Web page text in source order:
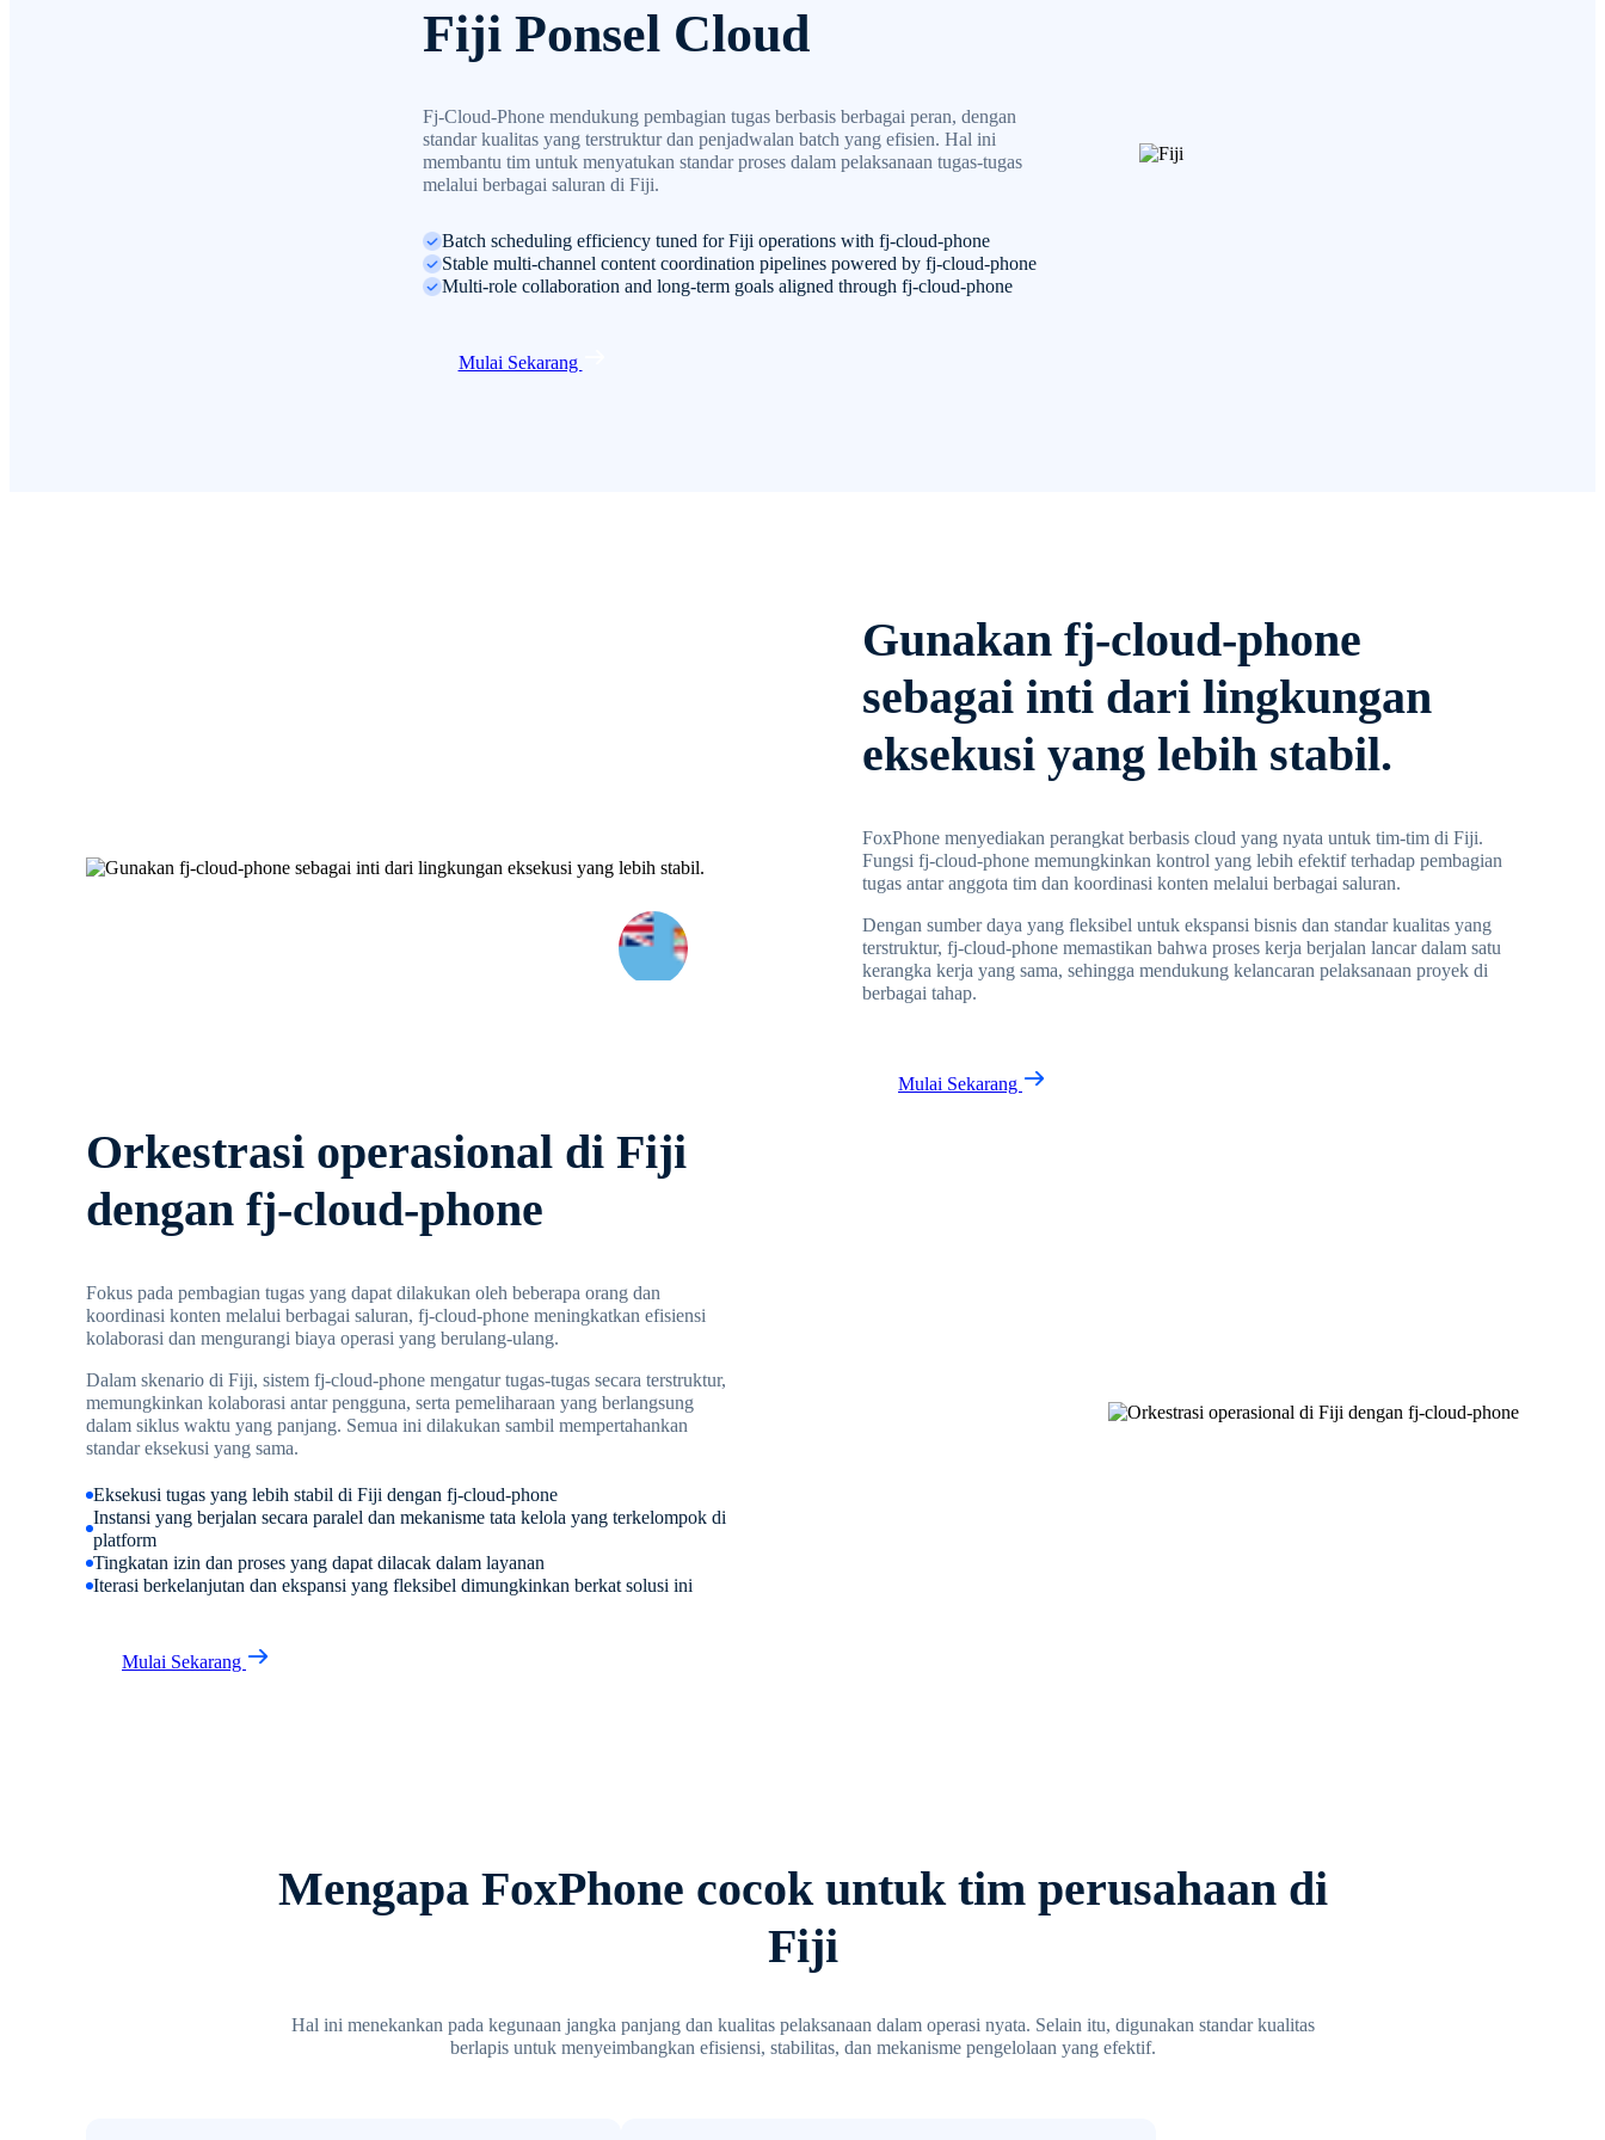
Fiji Ponsel Cloud
Fj-Cloud-Phone mendukung pembagian tugas berbasis berbagai peran, dengan
standar kualitas yang terstruktur dan penjadwalan batch yang efisien. Hal ini
membantu tim untuk menyatukan standar proses dalam pelaksanaan tugas-tugas
melalui berbagai saluran di Fiji.
Batch scheduling efficiency tuned for Fiji operations with fj-cloud-phone
Stable multi-channel content coordination pipelines powered by fj-cloud-phone
Multi-role collaboration and long-term goals aligned through fj-cloud-phone
Mulai Sekarang
Gunakan fj-cloud-phone
sebagai inti dari lingkungan
eksekusi yang lebih stabil.
FoxPhone menyediakan perangkat berbasis cloud yang nyata untuk tim-tim di Fiji.
Fungsi fj-cloud-phone memungkinkan kontrol yang lebih efektif terhadap pembagian
tugas antar anggota tim dan koordinasi konten melalui berbagai saluran.
Dengan sumber daya yang fleksibel untuk ekspansi bisnis dan standar kualitas yang
terstruktur, fj-cloud-phone memastikan bahwa proses kerja berjalan lancar dalam satu
kerangka kerja yang sama, sehingga mendukung kelancaran pelaksanaan proyek di
berbagai tahap.
Mulai Sekarang
Orkestrasi operasional di Fiji
dengan fj-cloud-phone
Fokus pada pembagian tugas yang dapat dilakukan oleh beberapa orang dan
koordinasi konten melalui berbagai saluran, fj-cloud-phone meningkatkan efisiensi
kolaborasi dan mengurangi biaya operasi yang berulang-ulang.
Dalam skenario di Fiji, sistem fj-cloud-phone mengatur tugas-tugas secara terstruktur,
memungkinkan kolaborasi antar pengguna, serta pemeliharaan yang berlangsung
dalam siklus waktu yang panjang. Semua ini dilakukan sambil mempertahankan
standar eksekusi yang sama.
Eksekusi tugas yang lebih stabil di Fiji dengan fj-cloud-phone
Instansi yang berjalan secara paralel dan mekanisme tata kelola yang terkelompok di
platform
Tingkatan izin dan proses yang dapat dilacak dalam layanan
Iterasi berkelanjutan dan ekspansi yang fleksibel dimungkinkan berkat solusi ini
Mulai Sekarang
Mengapa FoxPhone cocok untuk tim perusahaan di
Fiji
Hal ini menekankan pada kegunaan jangka panjang dan kualitas pelaksanaan dalam operasi nyata. Selain itu, digunakan standar kualitas
berlapis untuk menyeimbangkan efisiensi, stabilitas, dan mekanisme pengelolaan yang efektif.